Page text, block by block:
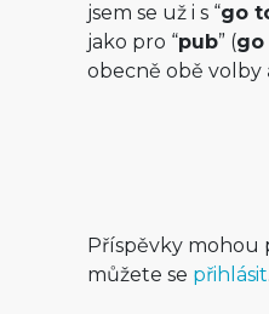
jsem se už i s “go
jako pro “pub” (go
obecně obě volby
Příspěvky mohou
můžete se přihlásit